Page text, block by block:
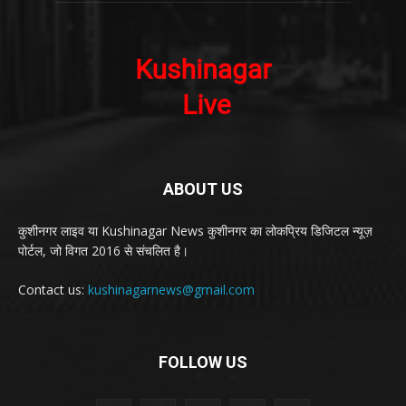
ABOUT US
कुशीनगर लाइव या Kushinagar News कुशीनगर का लोकप्रिय डिजिटल न्यूज़
पोर्टल, जो विगत 2016 से संचलित है।
Contact us: kushinagarnews@gmail.com
FOLLOW US